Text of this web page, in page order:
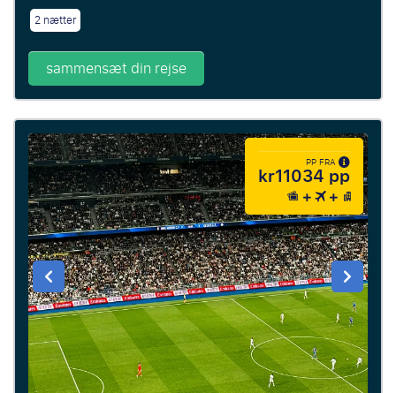
2 nætter
sammensæt din rejse
PP FRA
kr11034 pp